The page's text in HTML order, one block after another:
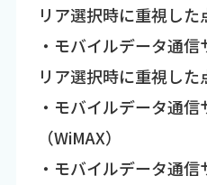
リア選択時に重視した
・モバイルデータ通
リア選択時に重視した
・モバイルデータ通
（WiMAX）
・モバイルデータ通